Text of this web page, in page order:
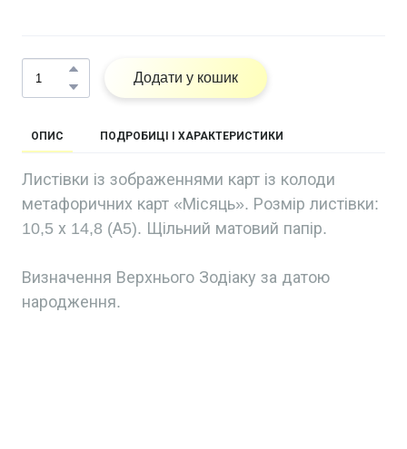
Додати у кошик
ОПИС ПОДРОБИЦІ І ХАРАКТЕРИСТИКИ
Листівки із зображеннями карт із колоди
метафоричних карт «Місяць». Розмір листівки:
10,5 х 14,8 (А5). Щільний матовий папір.
Визначення Верхнього Зодіаку за датою
народження.